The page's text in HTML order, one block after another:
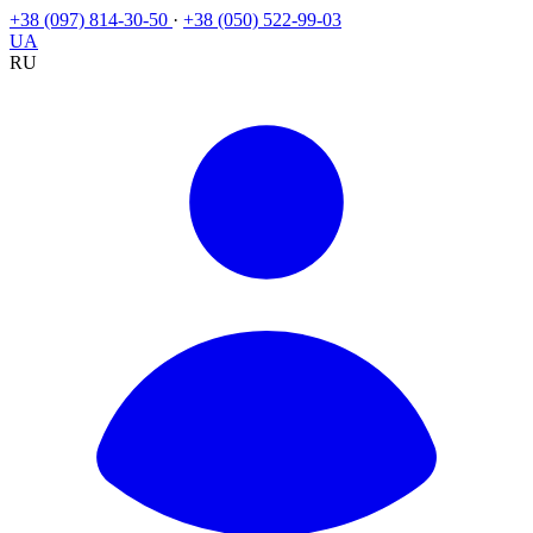
+38 (097) 814-30-50 · +38 (050) 522-99-03
UA
RU